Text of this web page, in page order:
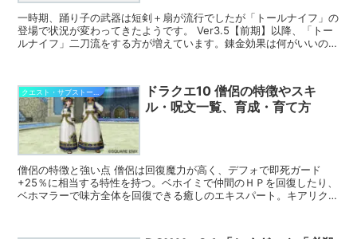
一時期、踊り子の武器は短剣＋扇が流行でしたが「トールナイフ」の
登場で状況が変わってきたようです。 Ver3.5【前期】以降、「トー
ルナイフ」二刀流をする方が増えています。錬金効果は何がいいので
ドラクエ10 僧侶の特徴やスキ
ル・呪文一覧、育成・育て方
僧侶の特徴と強い点 僧侶は回復魔力が高く、デフォで即死ガード
+25％に相当する特性を持つ。ベホイミで仲間のＨＰを回復したり、
ベホマラーで味方全体を回復できる癒しのエキスパート。キアリクや